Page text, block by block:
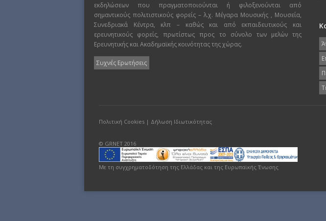
εκδηλώσεων που πραγματοποιούνται ή φιλοξενούνται από
σημαντικούς πολιτιστικούς φορείς – λ.χ. Μέγαρα Μουσικής , Μουσεία,
Συνεδριακά Κέντρα, κλπ – καθώς και από εκπαιδευτικούς και
ερευνητικούς φορείς, πρωτίστως προς το σύνολο των μελών της
Ερευνητικής και Ακαδημαϊκής κοινότητας της χώρας.
Συχνές Ερωτήσεις
Πολιτική Cookies | Δήλωση Ιδιωτικότητας
© GRNET 2016
Με τη συγχρηματοδότηση της Ελλάδας και της Ευρωπαϊκής Ένωσης